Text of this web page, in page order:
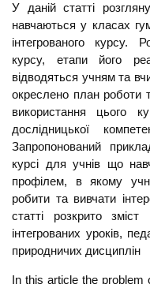
У даній статті
навчаються у класах
інтегрованого курсу.
курсу, етапи його
відводяться учням та
окреслено план роботи
використання цього
дослідницької
Запропонований
курсі для учнів що
профілем, в якому
робити та вивчати
статті розкрито
інтегрованих уроків,
природничих дисциплін
In this article the problem